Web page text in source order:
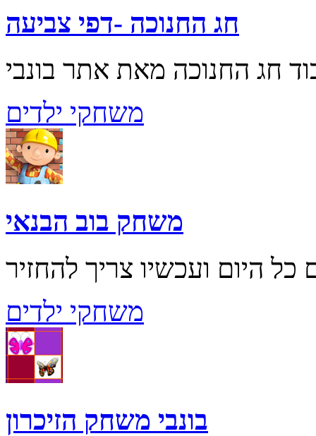
חג החנוכה -דפי צביעה
משחקי ילדים
משחק בוב הבנאי
משחקי ילדים
בונבי משחק הזיכרון